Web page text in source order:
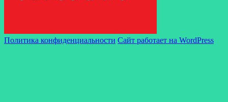
Политика конфиденциальности Сайт работает на WordPress